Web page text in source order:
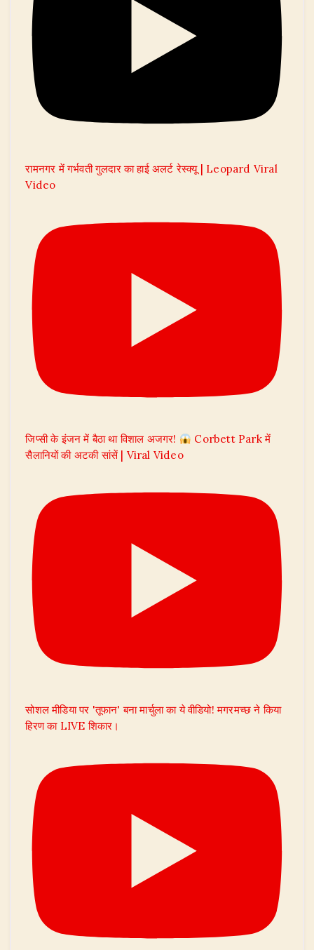
रामनगर में गर्भवती गुलदार का हाई अलर्ट रेस्क्यू | Leopard Viral
Video
जिप्सी के इंजन में बैठा था विशाल अजगर!
Corbett Park में
सैलानियों की अटकी सांसें | Viral Video
सोशल मीडिया पर 'तूफान' बना मार्चुला का ये वीडियो! मगरमच्छ ने किया
हिरण का LIVE शिकार।